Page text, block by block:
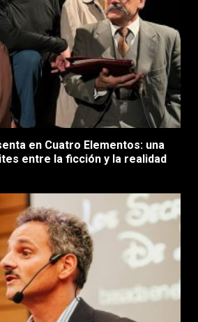
en Cuatro Elementos: una
entre la ficción y la realidad